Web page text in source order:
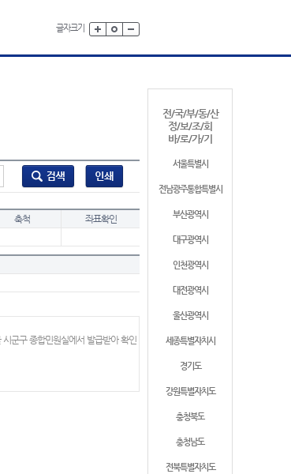
글자크기
전/국/부/동/산
정/보/조/회
바/로/가/기
서울특별시
전남광주통합특별시
부산광역시
대구광역시
인천광역시
대전광역시
울산광역시
세종특별자치시
경기도
강원특별자치도
충청북도
충청남도
전북특별자치도
축척 좌표확인
군구 종합민원실에서 발급받아 확인